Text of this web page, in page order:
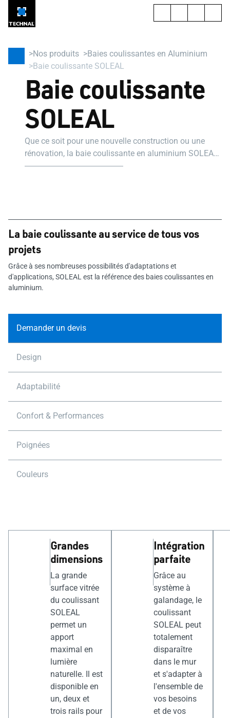
Nos produits
Baies coulissantes en Aluminium
Baie coulissante SOLEAL
Baie coulissante
SOLEAL
Que ce soit pour une nouvelle construction ou une
rénovation, la baie coulissante en aluminium SOLEAL
offre toujours une solution adaptée.
La baie coulissante au service de tous vos
projets
Grâce à ses nombreuses possibilités d'adaptations et
d'applications, SOLEAL est la référence des baies coulissantes en
aluminium.
Demander un devis
Design
Adaptabilité
Confort & Performances
Poignées
Couleurs
Grandes
dimensions
La grande
surface vitrée
du coulissant
SOLEAL
permet un
apport
maximal en
lumière
naturelle. Il est
disponible en
un, deux et
trois rails pour
Intégration
parfaite
Grâce au
système à
galandage, le
coulissant
SOLEAL peut
totalement
disparaître
dans le mur
et s'adapter à
l'ensemble de
vos besoins
et de vos